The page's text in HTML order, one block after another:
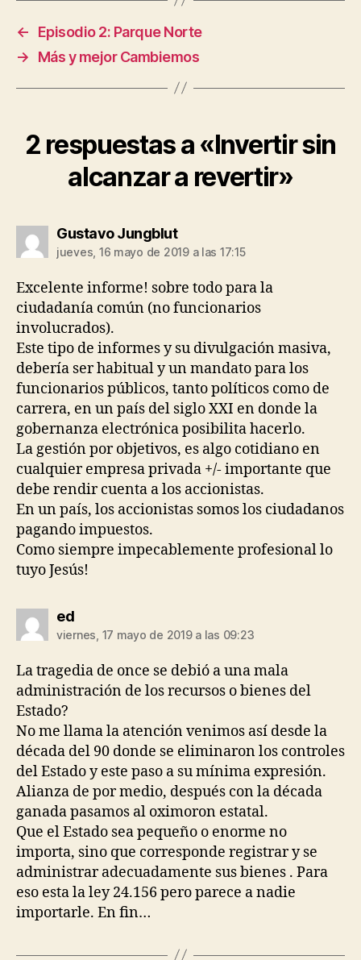
←
Episodio 2: Parque Norte
→
Más y mejor Cambiemos
2 respuestas a «Invertir sin
alcanzar a revertir»
Gustavo Jungblutdice:
jueves, 16 mayo de 2019 a las 17:15
Excelente informe! sobre todo para la
ciudadanía común (no funcionarios
involucrados).
Este tipo de informes y su divulgación masiva,
debería ser habitual y un mandato para los
funcionarios públicos, tanto políticos como de
carrera, en un país del siglo XXI en donde la
gobernanza electrónica posibilita hacerlo.
La gestión por objetivos, es algo cotidiano en
cualquier empresa privada +/- importante que
debe rendir cuenta a los accionistas.
En un país, los accionistas somos los ciudadanos
pagando impuestos.
Como siempre impecablemente profesional lo
tuyo Jesús!
eddice:
viernes, 17 mayo de 2019 a las 09:23
La tragedia de once se debió a una mala
administración de los recursos o bienes del
Estado?
No me llama la atención venimos así desde la
década del 90 donde se eliminaron los controles
del Estado y este paso a su mínima expresión.
Alianza de por medio, después con la década
ganada pasamos al oximoron estatal.
Que el Estado sea pequeño o enorme no
importa, sino que corresponde registrar y se
administrar adecuadamente sus bienes . Para
eso esta la ley 24.156 pero parece a nadie
importarle. En fin…